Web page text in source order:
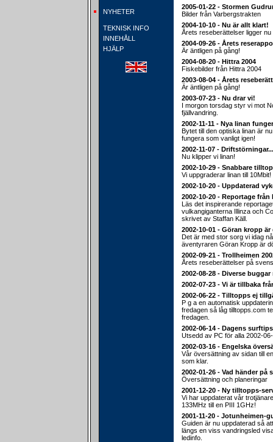
NYHETER
TEKNISK INFO
INNEHÅLL
HJÄLP
2005-01-22 - Stormen
Bilder från Varbergstrakten
2004-10-10 - Nu är allt klart!
Årets reseberättelser ligger nu
2004-09-26 - Årets
Är äntligen på gång!
2004-08-20 - Hittra 2004
Fiskebilder från Hittra 2004
2003-08-04 - Årets
Är äntligen på gång!
2003-07-23 - Nu drar vi!
I morgon torsdag styr vi mot
fjällvandring.
2002-11-11 - Nya linan
Bytet till den optiska linan är
fungera som vanligt igen!
2002-11-07 - Driftstörningar...
Nu klipper vi linan!
2002-10-29 - Snabbare
Vi uppgraderar linan till 10Mbit!
2002-10-20 - Uppdaterad
2002-10-20 - Reportage från
Läs det inspirerande
vulkangiganterna Illinza och
skrivet av Staffan Käll.
2002-10-01 - Göran kropp är
Det är med stor sorg vi idag
äventyraren Göran Kropp är
2002-09-21 - Trollheimen
Årets reseberättelser på
2002-08-28 - Diverse buggar
2002-07-23 - Vi är tillbaka
2002-06-22 - Tilltopps ej
P g a en automatisk
fredagen så låg tilltopps.com
fredagen.
2002-06-14 - Dagens
Utsedd av PC för alla 2002-
2002-03-16 - Engelska
Vår översättning av sidan till
som klar.
2002-01-26 - Vad händer på
Översättning och planeringar
2001-12-20 - Ny tilltopps-
Vi har uppdaterat vår
133MHz till en PIII 1GHz!
2001-11-20 - Jotunheimen-
Guiden är nu uppdaterad så
längs en viss vandringsled
ledinfo.